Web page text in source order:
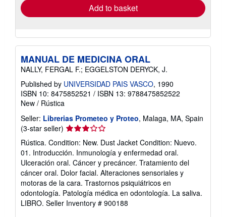
Add to basket
MANUAL DE MEDICINA ORAL
NALLY, FERGAL F.; EGGELSTON DERYCK, J.
Published by UNIVERSIDAD PAIS VASCO, 1990
ISBN 10: 8475852521 / ISBN 13: 9788475852522
New / Rústica
Seller: Librerias Prometeo y Proteo, Malaga, MA, Spain
(3-star seller) Seller
3
out
of
5
stars
Rústica. Condition: New. Dust Jacket Condition: Nuevo.
01. Introducción. Inmunología y enfermedad oral.
Ulceración oral. Cáncer y precáncer. Tratamiento del
cáncer oral. Dolor facial. Alteraciones sensoriales y
motoras de la cara. Trastornos psiquiátricos en
odontología. Patología médica en odontología. La saliva.
LIBRO. Seller Inventory # 900188